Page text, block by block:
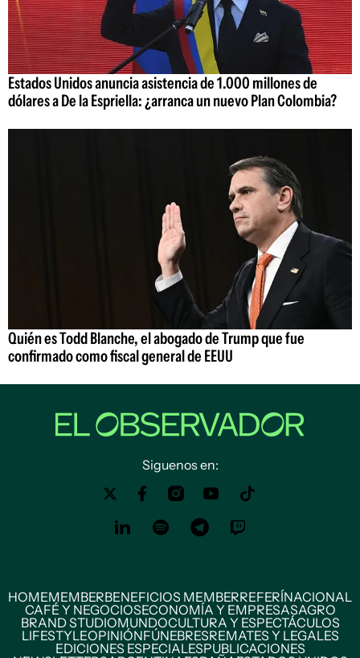
Estados Unidos anuncia asistencia de 1.000 millones de
dólares a De la Espriella: ¿arranca un nuevo Plan Colombia?
Quién es Todd Blanche, el abogado de Trump que fue
confirmado como fiscal general de EEUU
Siguenos en:
HOMEMEMBERBENEFICIOS MEMBERREFERÍNACIONAL
CAFÉ Y NEGOCIOSECONOMÍA Y EMPRESASAGRO
BRAND STUDIOMUNDOCULTURA Y ESPECTÁCULOS
LIFESTYLEOPINIÓNFÚNEBRESREMATES Y LEGALES
EDICIONES ESPECIALESPUBLICACIONES